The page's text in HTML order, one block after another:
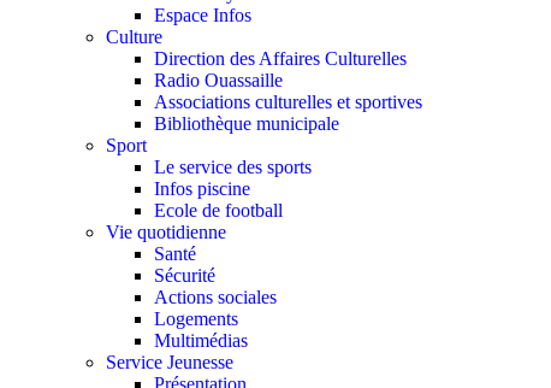
Espace Infos
Culture
Direction des Affaires Culturelles
Radio Ouassaille
Associations culturelles et sportives
Bibliothèque municipale
Sport
Le service des sports
Infos piscine
Ecole de football
Vie quotidienne
Santé
Sécurité
Actions sociales
Logements
Multimédias
Service Jeunesse
Présentation